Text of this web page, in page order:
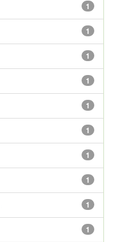
1
1
1
1
1
1
1
1
1
1